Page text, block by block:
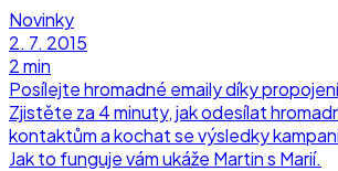
Novinky
2. 7. 2015
2 min
Posílejte hromadné emaily díky
Zjistěte za 4 minuty, jak odesílat
kontaktům a kochat se výsledky
Jak to funguje vám ukáže Martin s Marií.